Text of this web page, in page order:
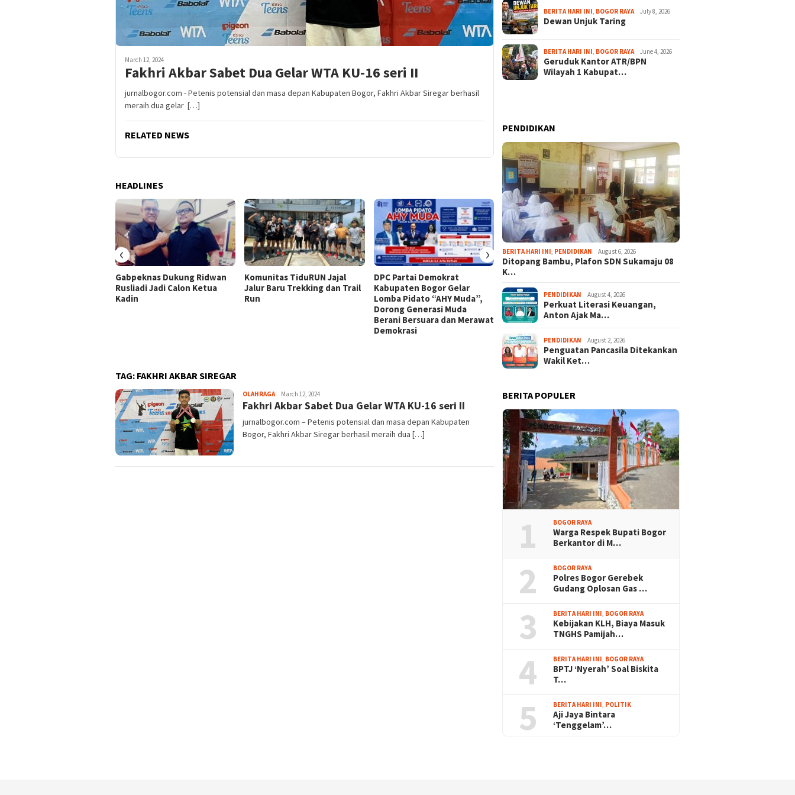
March 12, 2024
Fakhri Akbar Sabet Dua Gelar WTA KU-16 seri II
jurnalbogor.com - Petenis potensial dan masa depan Kabupaten Bogor, Fakhri Akbar Siregar berhasil
meraih dua gelar […]
RELATED NEWS
HEADLINES
Gabpeknas Dukung Ridwan
Rusliadi Jadi Calon Ketua
Kadin
Komunitas TiduRUN Jajal
Jalur Baru Trekking dan Trail
Run
DPC Partai Demokrat
Kabupaten Bogor Gelar
Lomba Pidato “AHY Muda”,
Dorong Generasi Muda
Berani Bersuara dan Merawat
Demokrasi
Lomba Rakyat Demokrat
Kabupaten Bogor Hadirkan
Kompetisi Lintas Generasi,
Uji Kekompakan dan Strategi
Tim
‹ ›
TAG: FAKHRI AKBAR SIREGAR
OLAHRAGASayyev
March 12, 2024
Fakhri Akbar Sabet Dua Gelar WTA KU-16 seri II
jurnalbogor.com – Petenis potensial dan masa depan Kabupaten
Bogor, Fakhri Akbar Siregar berhasil meraih dua […]
BERITA HARI INI BOGOR RAYA July 8, 2026
Dewan Unjuk Taring
BERITA HARI INI BOGOR RAYA June 4, 2026
Geruduk Kantor ATR/BPN
Wilayah 1 Kabupat…
PENDIDIKAN
BERITA HARI INI PENDIDIKAN August 6, 2026
Ditopang Bambu, Plafon SDN Sukamaju 08
K…
PENDIDIKAN August 4, 2026
Perkuat Literasi Keuangan,
Anton Ajak Ma…
PENDIDIKAN August 2, 2026
Penguatan Pancasila Ditekankan
Wakil Ket…
BERITA POPULER
1 BOGOR RAYA
Warga Respek Bupati Bogor
Berkantor di M…
2 BOGOR RAYA
Polres Bogor Gerebek
Gudang Oplosan Gas …
3 BERITA HARI INI, BOGOR RAYA
Kebijakan KLH, Biaya Masuk
TNGHS Pamijah…
4 BERITA HARI INI, BOGOR RAYA
BPTJ ‘Nyerah’ Soal Biskita
T…
5 BERITA HARI INI, POLITIK
Aji Jaya Bintara
‘Tenggelam’…